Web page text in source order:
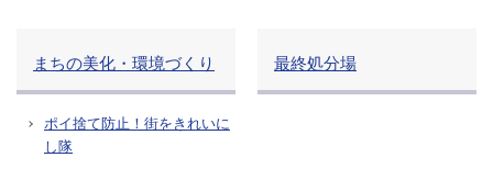
まちの美化・環境づくり
ポイ捨て防止！街をきれいに
し隊
最終処分場